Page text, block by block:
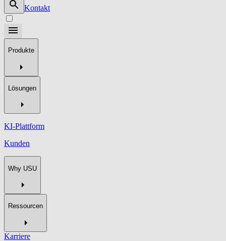
Kontakt
Produkte
Lösungen
KI-Plattform
Kunden
Why USU
Ressourcen
Karriere